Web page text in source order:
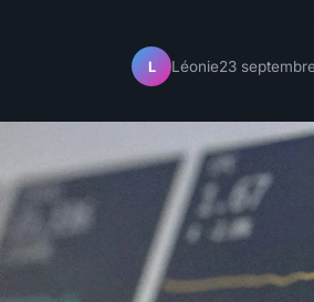
L Léonie23